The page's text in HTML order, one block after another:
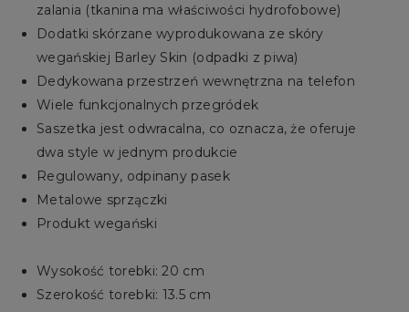
zalania (tkanina ma właściwości hydrofobowe)
Dodatki skórzane wyprodukowana ze skóry
wegańskiej Barley Skin (odpadki z piwa)
Dedykowana przestrzeń wewnętrzna na telefon
Wiele funkcjonalnych przegródek
Saszetka jest odwracalna, co oznacza, że oferuje
dwa style w jednym produkcie
Regulowany, odpinany pasek
Metalowe sprzączki
Produkt wegański
Wysokość torebki: 20 cm
Szerokość torebki: 13.5 cm